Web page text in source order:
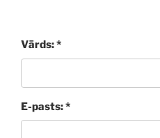
Vārds: *
E-pasts: *